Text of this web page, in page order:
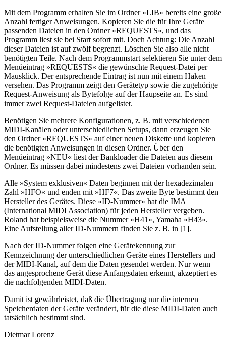
Mit dem Programm erhalten Sie im Ordner »LIB« bereits eine große
Anzahl fertiger Anweisungen. Kopieren Sie die für Ihre Geräte
passenden Dateien in den Ordner »REQUESTS«, und das
Programm liest sie bei Start sofort mit. Doch Achtung: Die Anzahl
dieser Dateien ist auf zwölf begrenzt. Löschen Sie also alle nicht
benötigten Teile. Nach dem Programmstart selektieren Sie unter dem
Menüeintrag »REQUESTS« die gewünschte Request-Datei per
Mausklick. Der entsprechende Eintrag ist nun mit einem Haken
versehen. Das Programm zeigt den Gerätetyp sowie die zugehörige
Request-Anweisung als Bytefolge auf der Haupseite an. Es sind
immer zwei Request-Dateien aufgelistet.
Benötigen Sie mehrere Konfigurationen, z. B. mit verschiedenen
MIDI-Kanälen oder unterschiedlichen Setups, dann erzeugen Sie
den Ordner »REQUESTS« auf einer neuen Diskette und kopieren
die benötigten Anweisungen in diesen Ordner. Über den
Menüeintrag »NEU« liest der Bankloader die Dateien aus diesem
Ordner. Es müssen dabei mindestens zwei Dateien vorhanden sein.
Alle »System exklusiven« Daten beginnen mit der hexadezimalen
Zahl »HFO« und enden mit »HF7«. Das zweite Byte bestimmt den
Hersteller des Gerätes. Diese »ID-Nummer« hat die IMA
(International MIDI Association) für jeden Hersteller vergeben.
Roland hat beispielsweise die Nummer »H41«, Yamaha »H43«.
Eine Aufstellung aller ID-Nummern finden Sie z. B. in [1].
Nach der ID-Nummer folgen eine Gerätekennung zur
Kennzeichnung der unterschiedlichen Geräte eines Herstellers und
der MIDI-Kanal, auf dem die Daten gesendet werden. Nur wenn
das angesprochene Gerät diese Anfangsdaten erkennt, akzeptiert es
die nachfolgenden MIDI-Daten.
Damit ist gewährleistet, daß die Übertragung nur die internen
Speicherdaten der Geräte verändert, für die diese MIDI-Daten auch
tatsächlich bestimmt sind.
Dietmar Lorenz